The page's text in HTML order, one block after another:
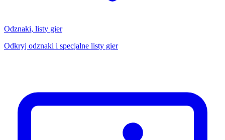
Odznaki, listy gier
Odkryj odznaki i specjalne listy gier